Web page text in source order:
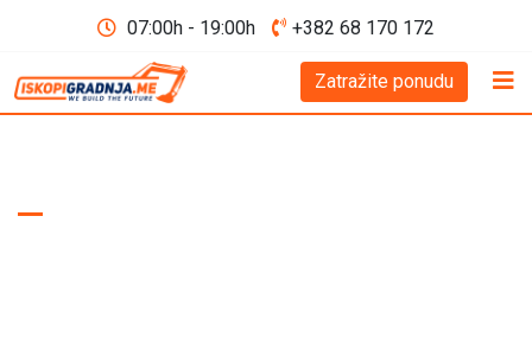
07:00h - 19:00h +382 68 170 172
Zatražite ponudu